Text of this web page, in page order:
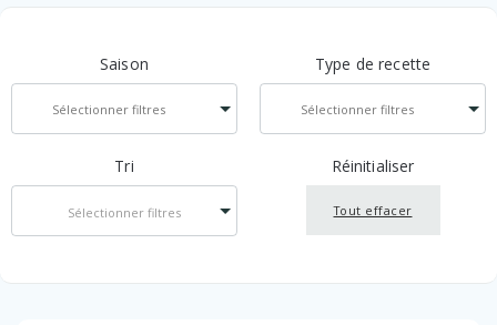
Saison Type de recette
Tri
Sélectionner filtres
Réinitialiser
Tout effacer